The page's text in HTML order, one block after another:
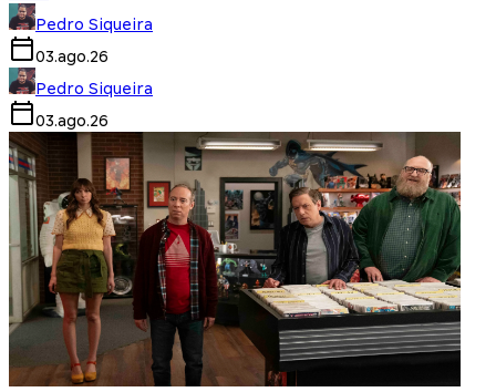
Pedro Siqueira
03.ago.26
Pedro Siqueira
03.ago.26